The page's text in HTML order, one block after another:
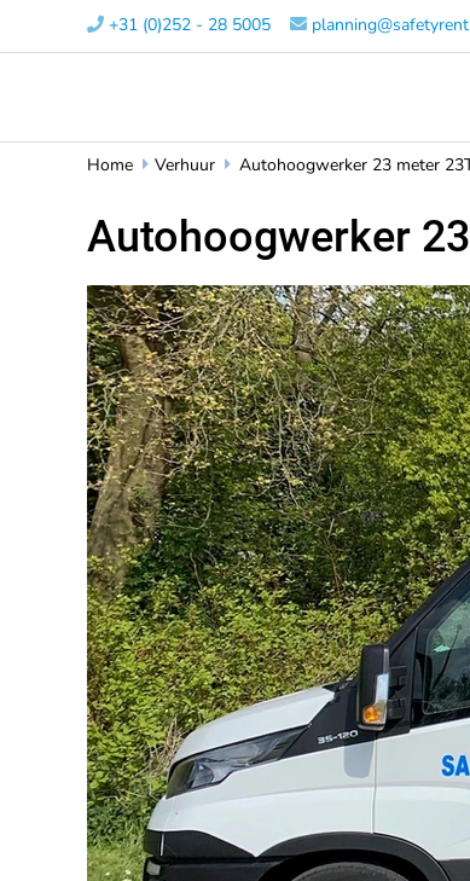
 +31 (0)252 - 28 5005​ 
Home  Verhuur  Autohoogwerker 23 meter
Autohoogwerker